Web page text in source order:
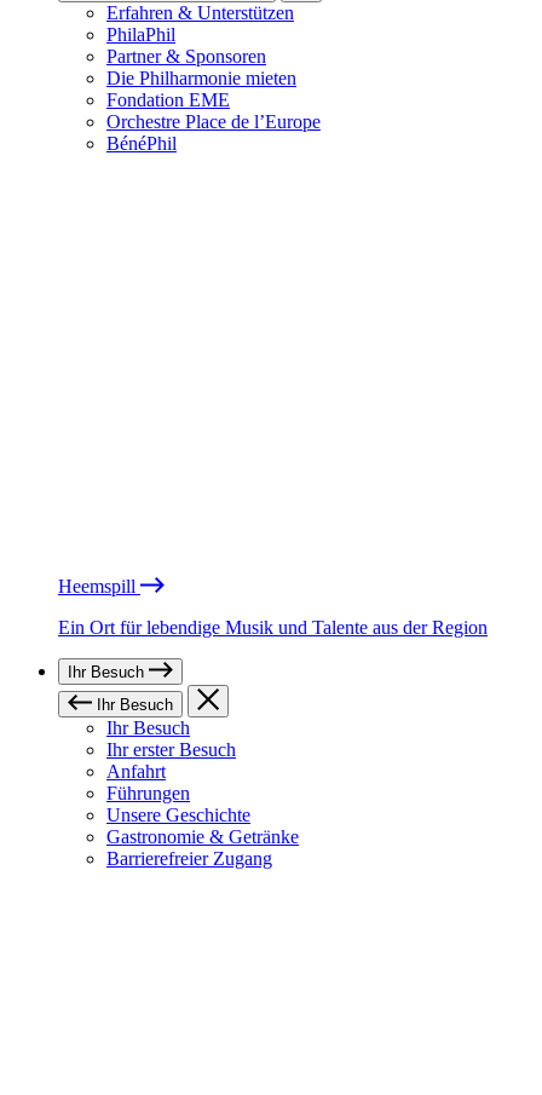
Erfahren & Unterstützen
PhilaPhil
Partner & Sponsoren
Die Philharmonie mieten
Fondation EME
Orchestre Place de l’Europe
BénéPhil
Heemspill
Ein Ort für lebendige Musik und Talente aus der Region
Ihr Besuch
Ihr Besuch
Ihr Besuch
Ihr erster Besuch
Anfahrt
Führungen
Unsere Geschichte
Gastronomie & Getränke
Barrierefreier Zugang